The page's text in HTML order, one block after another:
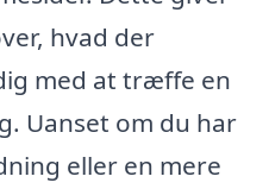
hvad der
med at træffe en
Uanset om du har
eller en mere